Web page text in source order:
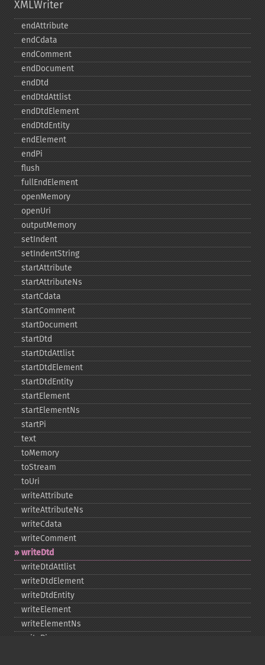
XMLWriter
endAttribute
endCdata
endComment
endDocument
endDtd
endDtdAttlist
endDtdElement
endDtdEntity
endElement
endPi
flush
fullEndElement
openMemory
openUri
outputMemory
setIndent
setIndentString
startAttribute
startAttributeNs
startCdata
startComment
startDocument
startDtd
startDtdAttlist
startDtdElement
startDtdEntity
startElement
startElementNs
startPi
text
toMemory
toStream
toUri
writeAttribute
writeAttributeNs
writeCdata
writeComment
writeDtd
writeDtdAttlist
writeDtdElement
writeDtdEntity
writeElement
writeElementNs
writePi